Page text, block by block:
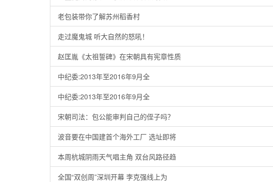
老包装带你了解苏州稻香村
走过魔鬼城 听大自然的怒吼！
赵匡胤《太祖誓碑》在宋朝具有宪章性质
中纪委:2013年至2016年9月全
中纪委:2013年至2016年9月全
宋朝司法：包公能审判自己的侄子吗？
波音要在中国建首个海外工厂 选址即将
本周杭城阴雨天气唱主角 双台风路径趋
全国“双创周”深圳开幕 李克强线上为